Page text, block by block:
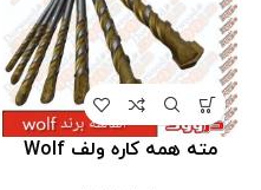
مته همه کاره ولف Wolf